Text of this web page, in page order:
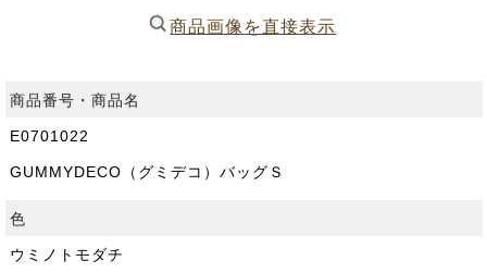
商品画像を直接表示
商品番号・商品名
E0701022
GUMMYDECO（グミデコ）バッグＳ
色
ウミノトモダチ